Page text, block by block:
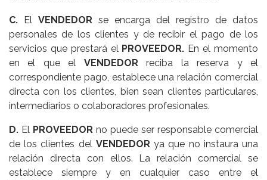
C. El VENDEDOR se encarga del registro de datos
personales de los clientes y de recibir el pago de los
servicios que prestará el PROVEEDOR. En el momento
en el que el VENDEDOR reciba la reserva y el
correspondiente pago, establece una relación comercial
directa con los clientes, bien sean clientes particulares,
intermediarios o colaboradores profesionales.
D. El PROVEEDOR no puede ser responsable comercial
de los clientes del VENDEDOR ya que no instaura una
relación directa con ellos. La relación comercial se
establece siempre y en cualquier caso entre el